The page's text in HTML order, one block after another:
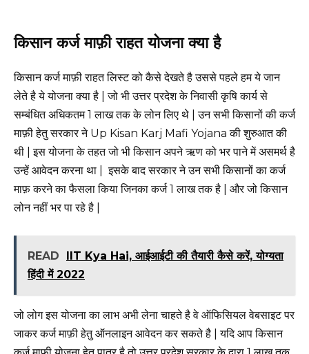
किसान कर्ज माफ़ी राहत योजना क्या है
किसान कर्ज माफ़ी राहत लिस्ट को कैसे देखते है उससे पहले हम ये जान
लेते है ये योजना क्या है | जो भी उत्तर प्रदेश के निवासी कृषि कार्य से
सम्बंधित अधिकतम 1 लाख तक के लोन लिए थे | उन सभी किसानों की कर्ज
माफ़ी हेतु सरकार ने Up Kisan Karj Mafi Yojana की शुरुआत की
थी | इस योजना के तहत जो भी किसान अपने ऋण को भर पाने में असमर्थ है
उन्हें आवेदन करना था | इसके बाद सरकार ने उन सभी किसानों का कर्ज
माफ़ करने का फैसला किया जिनका कर्ज 1 लाख तक है | और जो किसान
लोन नहीं भर पा रहे है |
READ
IIT Kya Hai, आईआईटी की तैयारी कैसे करें, योग्यता
हिंदी में 2022
जो लोग इस योजना का लाभ अभी लेना चाहते है वे ऑफिसियल वेबसाइट पर
जाकर कर्ज माफ़ी हेतु ऑनलाइन आवेदन कर सकते है | यदि आप किसान